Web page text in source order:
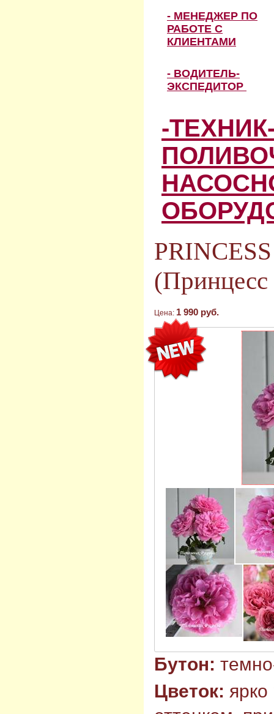
- МЕНЕДЖЕР ПО
РАБОТЕ С
КЛИЕНТАМИ
- ВОДИТЕЛЬ-
ЭКСПЕДИТОР
-
Цена: 1 990 руб.
Бутон:
Цветок: